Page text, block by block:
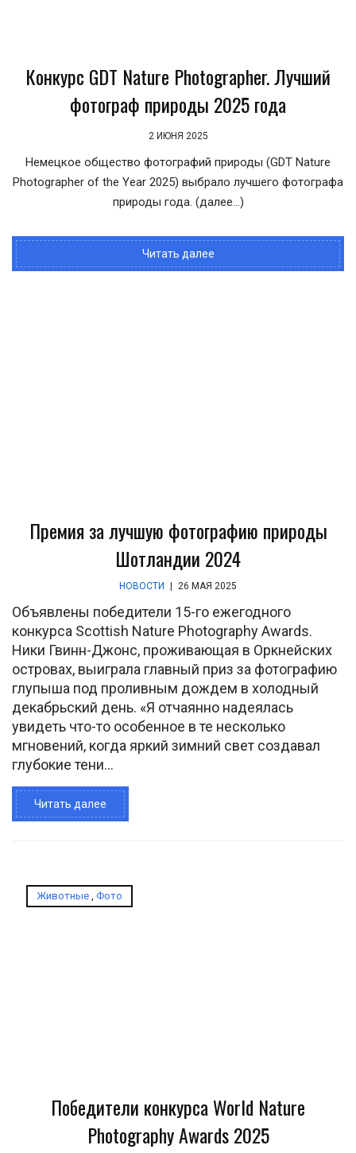
Конкурс GDT Nature Photographer. Лучший
фотограф природы 2025 года
2 ИЮНЯ 2025
Немецкое общество фотографий природы (GDT Nature
Photographer of the Year 2025) выбрало лучшего фотографа
природы года. (далее…)
Читать далее
Премия за лучшую фотографию природы
Шотландии 2024
НОВОСТИ 26 МАЯ 2025
Объявлены победители 15-го ежегодного
конкурса Scottish Nature Photography Awards.
Ники Гвинн-Джонс, проживающая в Оркнейских
островах, выиграла главный приз за фотографию
глупыша под проливным дождем в холодный
декабрьский день. «Я отчаянно надеялась
увидеть что-то особенное в те несколько
мгновений, когда яркий зимний свет создавал
глубокие тени...
Читать далее
Животные , Фото
Победители конкурса World Nature
Photography Awards 2025